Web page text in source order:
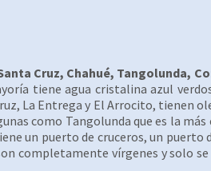
Cruz, Chahué, Tangolunda,
tiene agua cristalina azul
La Entrega y El Arrocito, tienen
como Tangolunda que es la más
un puerto de cruceros, un puerto
completamente vírgenes y solo se